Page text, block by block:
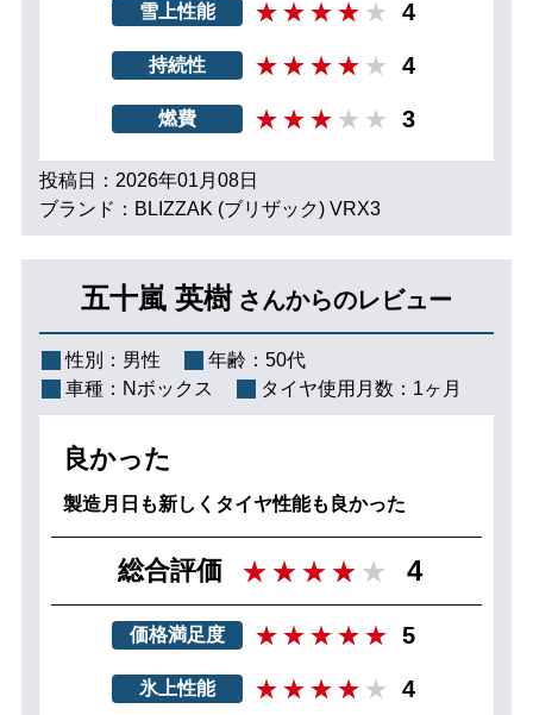
雪上性能 4
持続性 4
燃費 3
投稿日：2026年01月08日
ブランド：BLIZZAK (ブリザック) VRX3
五十嵐 英樹 さんからのレビュー
性別： 男性 年齢： 50代
車種： Nボックス タイヤ使用月数： 1ヶ月
良かった
製造月日も新しくタイヤ性能も良かった
総合評価 4
価格満足度 5
氷上性能 4